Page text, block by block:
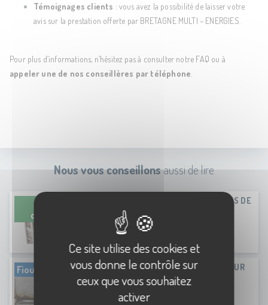
Témoignages clients : vous avez la possibilité de laisser votre
avis sur la prestation offerte par BRETAGNE MULTI – ENERGIES.
Pour plus d’informations, n’hésitez pas à consulter notre FAQ ou à
appeler une de nos conseillères par téléphone
Nous vous conseillonsaussi de lire
chauffage
NOUVELLE REFERENCE : VOTRE BOIS DE
CHAUFFAGE 50 CM
Lire la suite
Fioul
CUVE A FIOUL : CE QUE DIT LA LOI SUR
Ce site utilise des cookies et
vous donne le contrôle sur
ceux que vous souhaitez
activer